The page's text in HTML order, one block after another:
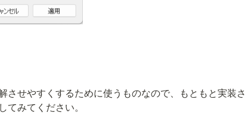
させやすくするために使うものなので、もともと実装
みてください。